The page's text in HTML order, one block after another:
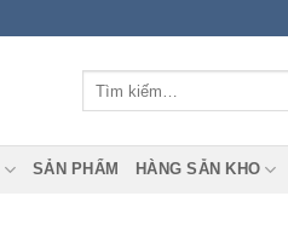
SẢN PHẨM HÀNG SẴN KHO